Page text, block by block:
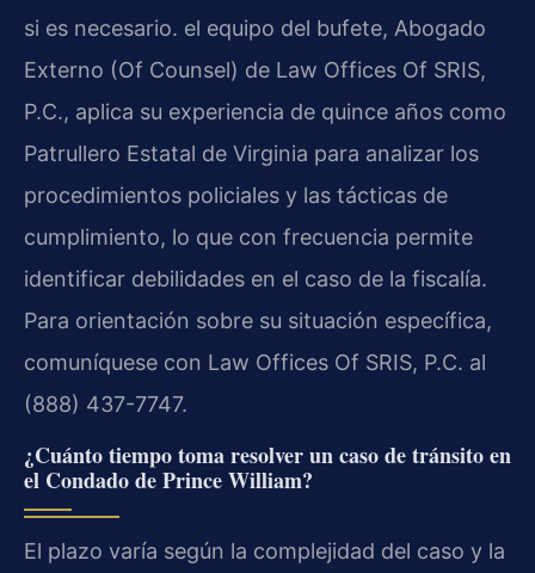
si es necesario. el equipo del bufete, Abogado
Externo (Of Counsel) de Law Offices Of SRIS,
P.C., aplica su experiencia de quince años como
Patrullero Estatal de Virginia para analizar los
procedimientos policiales y las tácticas de
cumplimiento, lo que con frecuencia permite
identificar debilidades en el caso de la fiscalía.
Para orientación sobre su situación específica,
comuníquese con Law Offices Of SRIS, P.C. al
(888) 437-7747.
¿Cuánto tiempo toma resolver un caso de tránsito en
el Condado de Prince William?
El plazo varía según la complejidad del caso y la